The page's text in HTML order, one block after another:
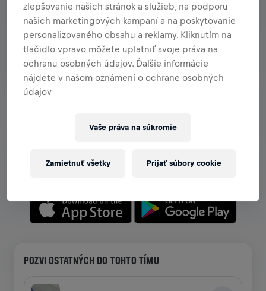
ZOBRAZ TÍMY V APLIKÁCII
oslavuj spoločne.
POZVI OSTATNÝCH DO TOHTO TÍMU
zlepšovanie našich stránok a služieb, na podporu
našich marketingových kampaní a na poskytovanie
personalizovaného obsahu a reklamy. Kliknutím na
tlačidlo vpravo môžete uplatniť svoje práva na
ochranu osobných údajov. Ďalšie informácie
nájdete v našom oznámení o ochrane osobných
údajov
Vaše práva na súkromie
Zamietnuť všetky Prijať súbory cookie